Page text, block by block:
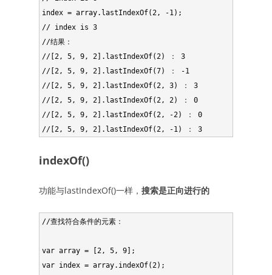
index = array.lastIndexOf(2, -1);
// index is 3
//结果：
//[2, 5, 9, 2].lastIndexOf(2) ： 3
//[2, 5, 9, 2].lastIndexOf(7) ： -1
//[2, 5, 9, 2].lastIndexOf(2, 3) ： 3
//[2, 5, 9, 2].lastIndexOf(2, 2) ： 0
//[2, 5, 9, 2].lastIndexOf(2, -2) ： 0
indexOf()
功能与lastIndexOf()一样， 搜索是正向进行的
//查找符合条件的元素：
var array = [2, 5, 9];
var index = array.indexOf(2);